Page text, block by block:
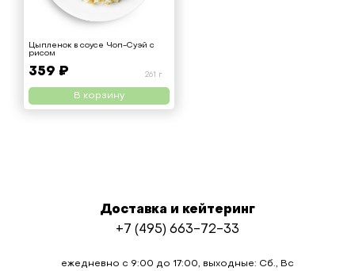
Цыпленок в соусе Чоп-Суэй с
рисом
359 ₽ 261 г
В корзину
Доставка и кейтеринг
+7 (495) 663-72-33
ежедневно с 9:00 до 17:00, выходные: Сб., Вс